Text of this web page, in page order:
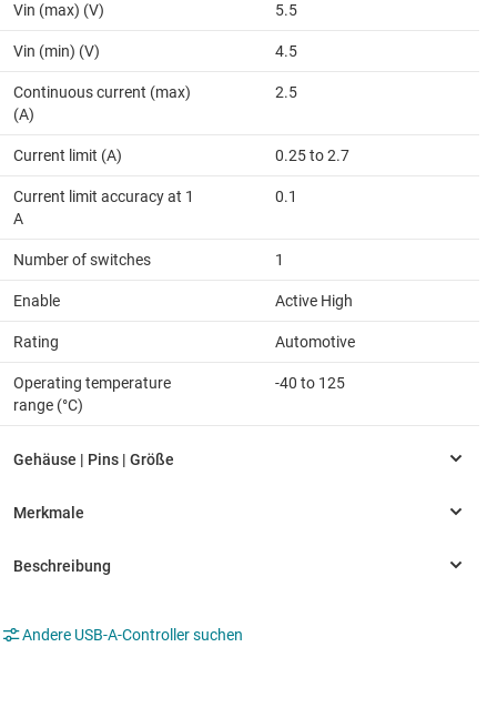
Vin (max) (V) 5.5
Vin (min) (V) 4.5
Continuous current (max)
(A)
2.5
Current limit (A) 0.25 to 2.7
Current limit accuracy at 1
A
0.1
Number of switches 1
Enable Active High
Rating Automotive
Operating temperature
range (°C)
-40 to 125
Andere USB-A-Controller suchen